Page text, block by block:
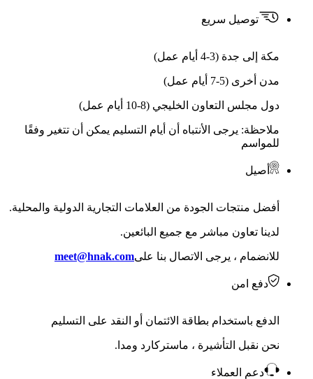
توصيل سريع
مكة إلى جدة (3-4 أيام عمل)
مدن أخرى (5-7 أيام عمل)
دول مجلس التعاون الخليجي (8-10 أيام عمل)
ملاحظة: يرجى الأنتباه أن أيام التسليم يمكن أن تتغير وفقًا
للمواسم
أصيل
أفضل منتجات الجودة من العلامات التجارية الدولية والمحلية.
لدينا تعاون مباشر مع جميع البائعين.
للانضمام ، يرجى الاتصال بنا علىmeet@hnak.com
دفع امن
الدفع باستخدام بطاقة الائتمان أو النقد على التسليم
نحن نقبل التأشيرة ، ماستركارد ومدا.
دعم العملاء